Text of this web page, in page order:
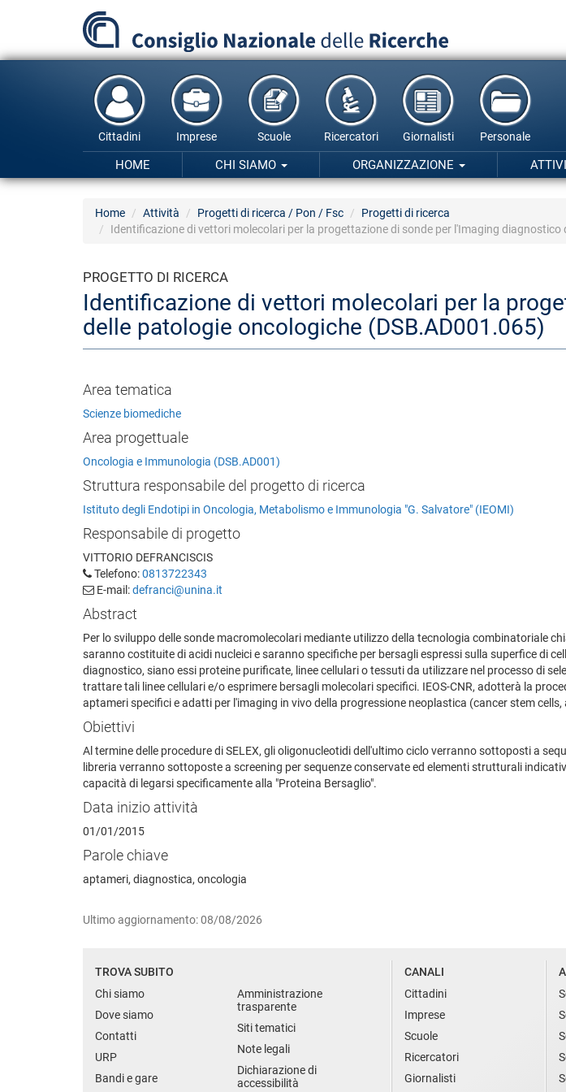
principale
Cittadini Imprese Scuole Ricercatori Giornalisti Personale
HOME CHI SIAMO ORGANIZZAZIONE
Home Attività Progetti di ricerca / Pon / Fsc
Progetti di ricerca
Identificazione di vettori molecolari per la progettazione di sonde per l'Imaging diagnostico
PROGETTO DI RICERCA
Identificazione di vettori molecolari per la
delle patologie oncologiche (DSB.AD001.065)
Area tematica
Scienze biomediche
Area progettuale
Oncologia e Immunologia (DSB.AD001)
Struttura responsabile del progetto di ricerca
Istituto degli Endotipi in Oncologia, Metabolismo e Immunologia "G. Salvatore" (IEOMI)
Responsabile di progetto
VITTORIO DEFRANCISCIS
Telefono:0813722343
E-mail:defranci@unina.it
Abstract
Per lo sviluppo delle sonde macromolecolari mediante utilizzo della tecnologia combinatoriale
saranno costituite di acidi nucleici e saranno specifiche per bersagli espressi sulla superfice di
diagnostico, siano essi proteine purificate, linee cellulari o tessuti da utilizzare nel processo di
trattare tali linee cellulari e/o esprimere bersagli molecolari specifici. IEOS-CNR, adotterà la
aptameri specifici e adatti per l'imaging in vivo della progressione neoplastica (cancer stem
Obiettivi
Al termine delle procedure di SELEX, gli oligonucleotidi dell'ultimo ciclo verranno sottoposti a
libreria verranno sottoposte a screening per sequenze conservate ed elementi strutturali
capacità di legarsi specificamente alla "Proteina Bersaglio".
Data inizio attività
01/01/2015
Parole chiave
aptameri, diagnostica, oncologia
Ultimo aggiornamento: 08/08/2026
TROVA SUBITO
Chi siamo
Dove siamo
Contatti
URP
Bandi e gare
Amministrazione
trasparente
Siti tematici
Note legali
Dichiarazione di
accessibilità
CANALI
Cittadini
Imprese
Scuole
Ricercatori
Giornalisti